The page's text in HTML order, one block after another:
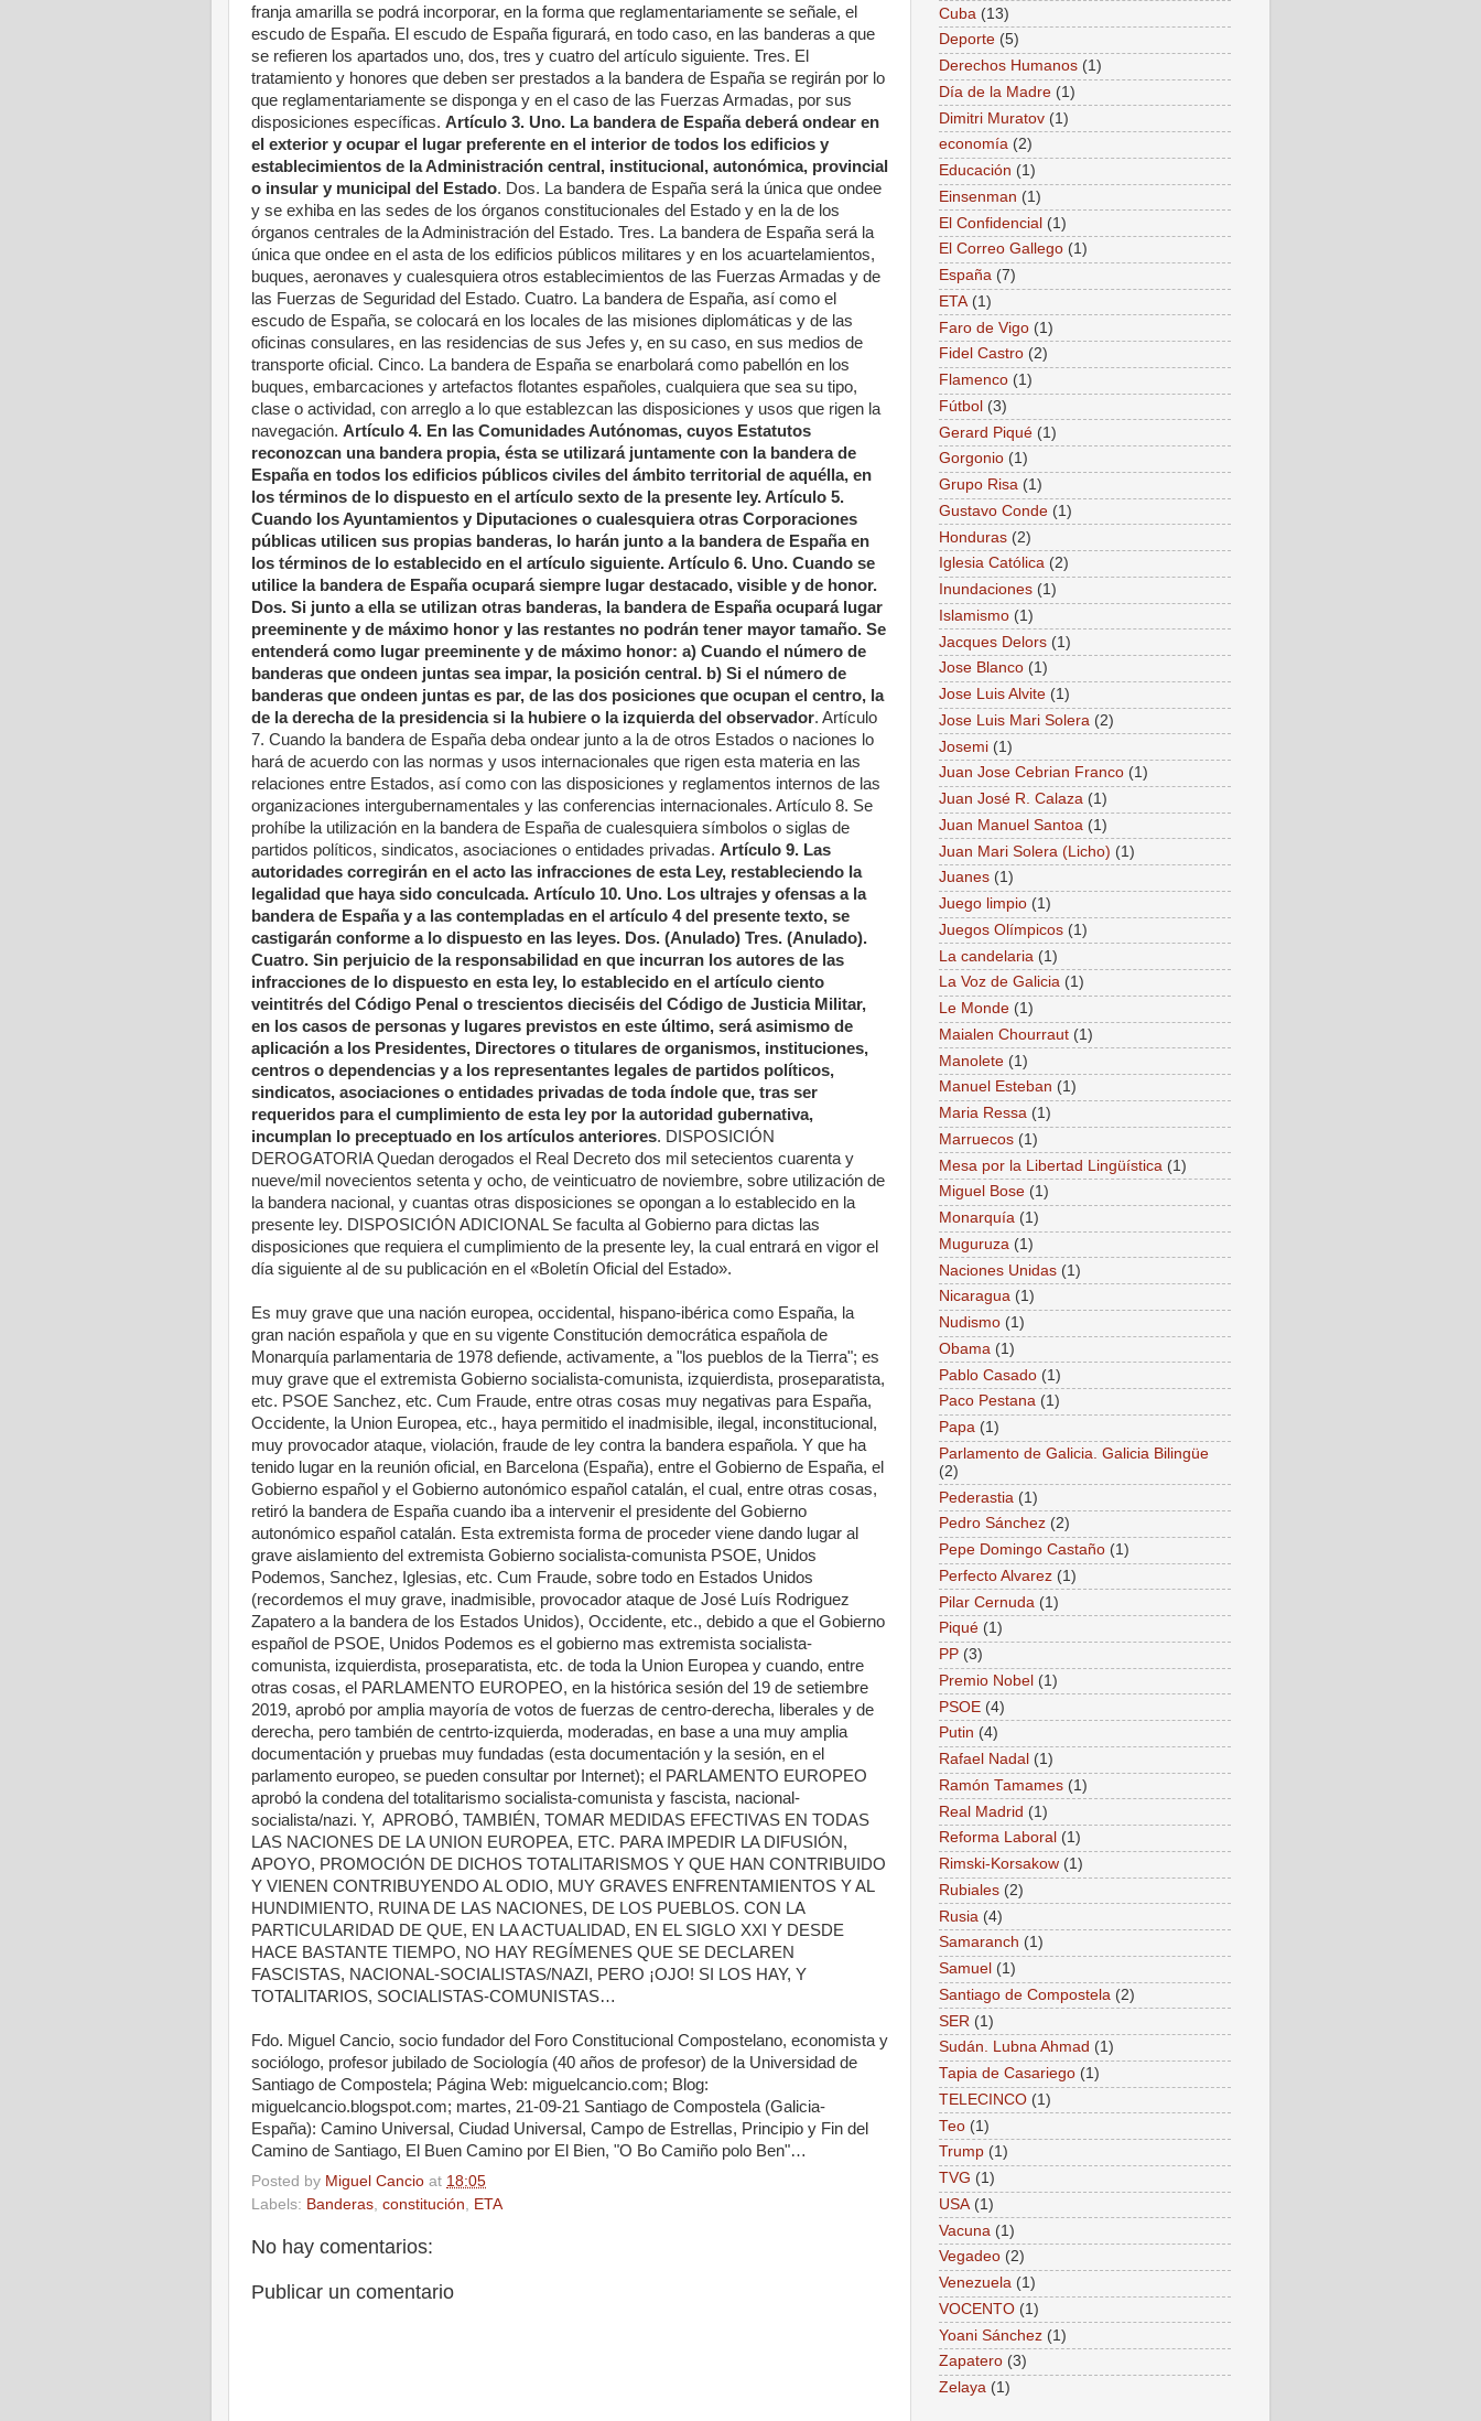
franja amarilla se podrá incorporar, en la forma que reglamentariamente se señale, el
escudo de España. El escudo de España figurará, en todo caso, en las banderas a que
se refieren los apartados uno, dos, tres y cuatro del artículo siguiente. Tres. El
tratamiento y honores que deben ser prestados a la bandera de España se regirán por lo
que reglamentariamente se disponga y en el caso de las Fuerzas Armadas, por sus
disposiciones específicas. Artículo 3. Uno. La bandera de España deberá ondear en
el exterior y ocupar el lugar preferente en el interior de todos los edificios y
establecimientos de la Administración central, institucional, autonómica, provincial
o insular y municipal del Estado. Dos. La bandera de España será la única que ondee
y se exhiba en las sedes de los órganos constitucionales del Estado y en la de los
órganos centrales de la Administración del Estado. Tres. La bandera de España será la
única que ondee en el asta de los edificios públicos militares y en los acuartelamientos,
buques, aeronaves y cualesquiera otros establecimientos de las Fuerzas Armadas y de
las Fuerzas de Seguridad del Estado. Cuatro. La bandera de España, así como el
escudo de España, se colocará en los locales de las misiones diplomáticas y de las
oficinas consulares, en las residencias de sus Jefes y, en su caso, en sus medios de
transporte oficial. Cinco. La bandera de España se enarbolará como pabellón en los
buques, embarcaciones y artefactos flotantes españoles, cualquiera que sea su tipo,
clase o actividad, con arreglo a lo que establezcan las disposiciones y usos que rigen la
navegación. Artículo 4. En las Comunidades Autónomas, cuyos Estatutos
reconozcan una bandera propia, ésta se utilizará juntamente con la bandera de
España en todos los edificios públicos civiles del ámbito territorial de aquélla, en
los términos de lo dispuesto en el artículo sexto de la presente ley. Artículo 5.
Cuando los Ayuntamientos y Diputaciones o cualesquiera otras Corporaciones
públicas utilicen sus propias banderas, lo harán junto a la bandera de España en
los términos de lo establecido en el artículo siguiente. Artículo 6. Uno. Cuando se
utilice la bandera de España ocupará siempre lugar destacado, visible y de honor.
Dos. Si junto a ella se utilizan otras banderas, la bandera de España ocupará lugar
preeminente y de máximo honor y las restantes no podrán tener mayor tamaño. Se
entenderá como lugar preeminente y de máximo honor: a) Cuando el número de
banderas que ondeen juntas sea impar, la posición central. b) Si el número de
banderas que ondeen juntas es par, de las dos posiciones que ocupan el centro, la
de la derecha de la presidencia si la hubiere o la izquierda del observador. Artículo
7. Cuando la bandera de España deba ondear junto a la de otros Estados o naciones lo
hará de acuerdo con las normas y usos internacionales que rigen esta materia en las
relaciones entre Estados, así como con las disposiciones y reglamentos internos de las
organizaciones intergubernamentales y las conferencias internacionales. Artículo 8. Se
prohíbe la utilización en la bandera de España de cualesquiera símbolos o siglas de
partidos políticos, sindicatos, asociaciones o entidades privadas. Artículo 9. Las
autoridades corregirán en el acto las infracciones de esta Ley, restableciendo la
legalidad que haya sido conculcada. Artículo 10. Uno. Los ultrajes y ofensas a la
bandera de España y a las contempladas en el artículo 4 del presente texto, se
castigarán conforme a lo dispuesto en las leyes. Dos. (Anulado) Tres. (Anulado).
Cuatro. Sin perjuicio de la responsabilidad en que incurran los autores de las
infracciones de lo dispuesto en esta ley, lo establecido en el artículo ciento
veintitrés del Código Penal o trescientos dieciséis del Código de Justicia Militar,
en los casos de personas y lugares previstos en este último, será asimismo de
aplicación a los Presidentes, Directores o titulares de organismos, instituciones,
centros o dependencias y a los representantes legales de partidos políticos,
sindicatos, asociaciones o entidades privadas de toda índole que, tras ser
requeridos para el cumplimiento de esta ley por la autoridad gubernativa,
incumplan lo preceptuado en los artículos anteriores. DISPOSICIÓN
DEROGATORIA Quedan derogados el Real Decreto dos mil setecientos cuarenta y
nueve/mil novecientos setenta y ocho, de veinticuatro de noviembre, sobre utilización de
la bandera nacional, y cuantas otras disposiciones se opongan a lo establecido en la
presente ley. DISPOSICIÓN ADICIONAL Se faculta al Gobierno para dictas las
disposiciones que requiera el cumplimiento de la presente ley, la cual entrará en vigor el
día siguiente al de su publicación en el «Boletín Oficial del Estado».
Es muy grave que una nación europea, occidental, hispano-ibérica como España, la
gran nación española y que en su vigente Constitución democrática española de
Monarquía parlamentaria de 1978 defiende, activamente, a "los pueblos de la Tierra"; es
muy grave que el extremista Gobierno socialista-comunista, izquierdista, proseparatista,
etc. PSOE Sanchez, etc. Cum Fraude, entre otras cosas muy negativas para España,
Occidente, la Union Europea, etc., haya permitido el inadmisible, ilegal, inconstitucional,
muy provocador ataque, violación, fraude de ley contra la bandera española. Y que ha
tenido lugar en la reunión oficial, en Barcelona (España), entre el Gobierno de España, el
Gobierno español y el Gobierno autonómico español catalán, el cual, entre otras cosas,
retiró la bandera de España cuando iba a intervenir el presidente del Gobierno
autonómico español catalán. Esta extremista forma de proceder viene dando lugar al
grave aislamiento del extremista Gobierno socialista-comunista PSOE, Unidos
Podemos, Sanchez, Iglesias, etc. Cum Fraude, sobre todo en Estados Unidos
(recordemos el muy grave, inadmisible, provocador ataque de José Luís Rodriguez
Zapatero a la bandera de los Estados Unidos), Occidente, etc., debido a que el Gobierno
español de PSOE, Unidos Podemos es el gobierno mas extremista socialista-
comunista, izquierdista, proseparatista, etc. de toda la Union Europea y cuando, entre
otras cosas, el PARLAMENTO EUROPEO, en la histórica sesión del 19 de setiembre
2019, aprobó por amplia mayoría de votos de fuerzas de centro-derecha, liberales y de
derecha, pero también de centrto-izquierda, moderadas, en base a una muy amplia
documentación y pruebas muy fundadas (esta documentación y la sesión, en el
parlamento europeo, se pueden consultar por Internet); el PARLAMENTO EUROPEO
aprobó la condena del totalitarismo socialista-comunista y fascista, nacional-
socialista/nazi. Y, APROBÓ, TAMBIÉN, TOMAR MEDIDAS EFECTIVAS EN TODAS
LAS NACIONES DE LA UNION EUROPEA, ETC. PARA IMPEDIR LA DIFUSIÓN,
APOYO, PROMOCIÓN DE DICHOS TOTALITARISMOS Y QUE HAN CONTRIBUIDO
Y VIENEN CONTRIBUYENDO AL ODIO, MUY GRAVES ENFRENTAMIENTOS Y AL
HUNDIMIENTO, RUINA DE LAS NACIONES, DE LOS PUEBLOS. CON LA
PARTICULARIDAD DE QUE, EN LA ACTUALIDAD, EN EL SIGLO XXI Y DESDE
HACE BASTANTE TIEMPO, NO HAY REGÍMENES QUE SE DECLAREN
FASCISTAS, NACIONAL-SOCIALISTAS/NAZI, PERO ¡OJO! SI LOS HAY, Y
TOTALITARIOS, SOCIALISTAS-COMUNISTAS…
Fdo. Miguel Cancio, socio fundador del Foro Constitucional Compostelano, economista y
sociólogo, profesor jubilado de Sociología (40 años de profesor) de la Universidad de
Santiago de Compostela; Página Web: miguelcancio.com; Blog:
miguelcancio.blogspot.com; martes, 21-09-21 Santiago de Compostela (Galicia-
España): Camino Universal, Ciudad Universal, Campo de Estrellas, Principio y Fin del
Camino de Santiago, El Buen Camino por El Bien, "O Bo Camiño polo Ben"…
Posted by Miguel Cancio at 18:05
Labels: Banderas constitución ETA
No hay comentarios:
Publicar un comentario
Cuba (13)
Deporte (5)
Derechos Humanos (1)
Día de la Madre (1)
Dimitri Muratov (1)
economía (2)
Educación (1)
Einsenman (1)
El Confidencial (1)
El Correo Gallego (1)
España (7)
ETA (1)
Faro de Vigo (1)
Fidel Castro (2)
Flamenco (1)
Fútbol (3)
Gerard Piqué (1)
Gorgonio (1)
Grupo Risa (1)
Gustavo Conde (1)
Honduras (2)
Iglesia Católica (2)
Inundaciones (1)
Islamismo (1)
Jacques Delors (1)
Jose Blanco (1)
Jose Luis Alvite (1)
Jose Luis Mari Solera (2)
Josemi (1)
Juan Jose Cebrian Franco (1)
Juan José R. Calaza (1)
Juan Manuel Santoa (1)
Juan Mari Solera (Licho) (1)
Juanes (1)
Juego limpio (1)
Juegos Olímpicos (1)
La candelaria (1)
La Voz de Galicia (1)
Le Monde (1)
Maialen Chourraut (1)
Manolete (1)
Manuel Esteban (1)
Maria Ressa (1)
Marruecos (1)
Mesa por la Libertad Lingüística (1)
Miguel Bose (1)
Monarquía (1)
Muguruza (1)
Naciones Unidas (1)
Nicaragua (1)
Nudismo (1)
Obama (1)
Pablo Casado (1)
Paco Pestana (1)
Papa (1)
Parlamento de Galicia. Galicia Bilingüe
(2)
Pederastia (1)
Pedro Sánchez (2)
Pepe Domingo Castaño (1)
Perfecto Alvarez (1)
Pilar Cernuda (1)
Piqué (1)
PP (3)
Premio Nobel (1)
PSOE (4)
Putin (4)
Rafael Nadal (1)
Ramón Tamames (1)
Real Madrid (1)
Reforma Laboral (1)
Rimski-Korsakow (1)
Rubiales (2)
Rusia (4)
Samaranch (1)
Samuel (1)
Santiago de Compostela (2)
SER (1)
Sudán. Lubna Ahmad (1)
Tapia de Casariego (1)
TELECINCO (1)
Teo (1)
Trump (1)
TVG (1)
USA (1)
Vacuna (1)
Vegadeo (2)
Venezuela (1)
VOCENTO (1)
Yoani Sánchez (1)
Zapatero (3)
Zelaya (1)